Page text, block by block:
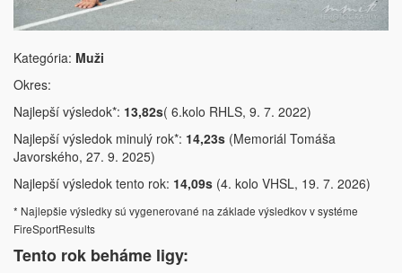
Kategória: Muži
Okres:
Najlepší výsledok*: 13,82s( 6.kolo RHLS, 9. 7. 2022)
Najlepší výsledok minulý rok*: 14,23s (Memoriál Tomáša
Javorského, 27. 9. 2025)
Najlepší výsledok tento rok: 14,09s (4. kolo VHSL, 19. 7. 2026)
* Najlepšie výsledky sú vygenerované na základe výsledkov v systéme
FireSportResults
Tento rok beháme ligy: